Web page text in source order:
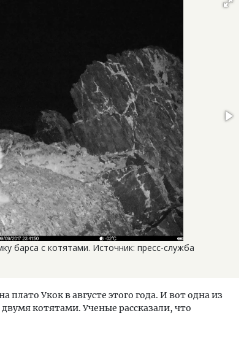
барса с котятами. Источник: пресс-служба
Укок в августе этого года. И вот одна из
котятами. Ученые рассказали, что